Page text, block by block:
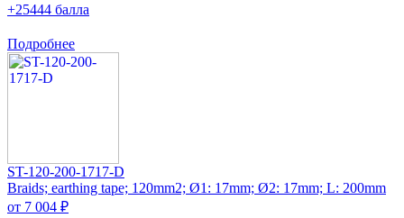
+25444 балла
Подробнее
ST-120-200-1717-D
Braids; earthing tape; 120mm2; Ø1: 17mm; Ø2: 17mm; L: 200mm
от 7 004 ₽